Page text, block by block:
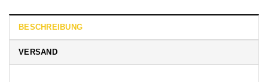
BESCHREIBUNG
VERSAND